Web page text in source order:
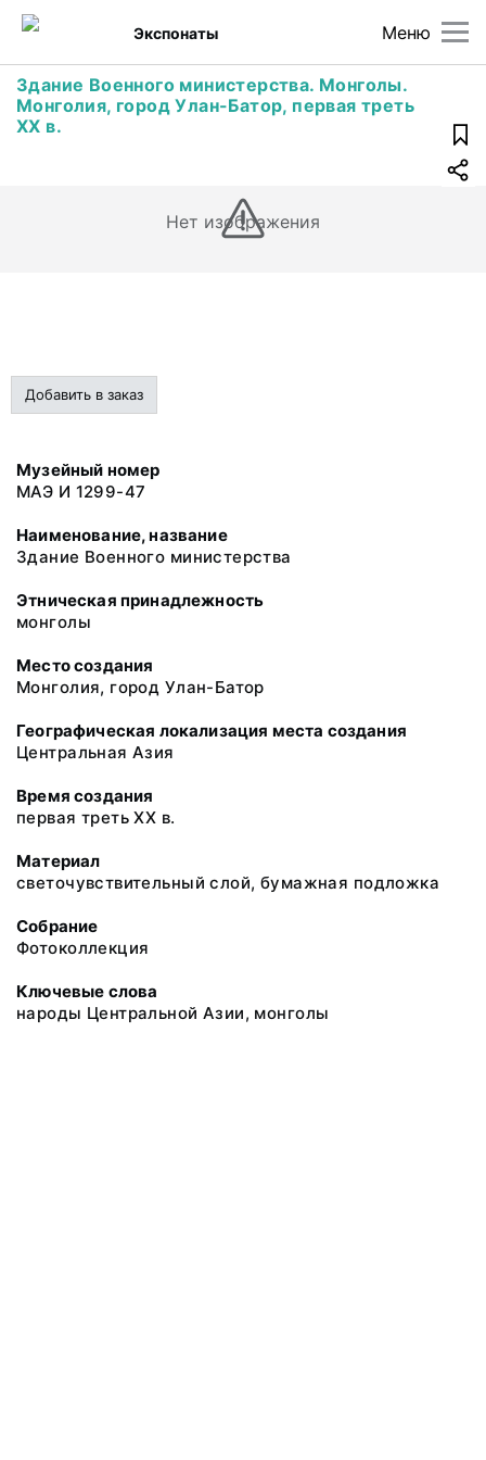
Меню
Экспонаты
Здание Военного министерства. Монголы.
Монголия, город Улан-Батор, первая треть
ХХ в.
Нет изображения
Добавить в заказ
Музейный номер
МАЭ И 1299-47
Наименование, название
Здание Военного министерства
Этническая принадлежность
монголы
Место создания
Монголия, город Улан-Батор
Географическая локализация места создания
Центральная Азия
Время создания
первая треть ХХ в.
Материал
светочувствительный слой, бумажная подложка
Собрание
Фотоколлекция
Ключевые слова
народы Центральной Азии, монголы